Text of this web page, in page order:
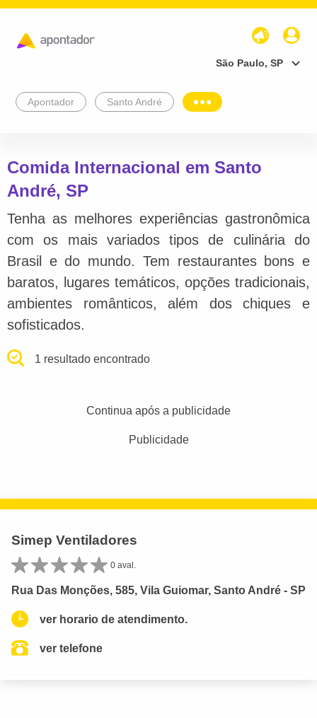
São Paulo, SP
Apontador Santo André
Comida Internacional em Santo
André, SP
Tenha as melhores experiências gastronômica
com os mais variados tipos de culinária do
Brasil e do mundo. Tem restaurantes bons e
baratos, lugares temáticos, opções tradicionais,
ambientes românticos, além dos chiques e
sofisticados.
1 resultado encontrado
Continua após a publicidade
Publicidade
Simep Ventiladores
0 aval.
Rua Das Monções, 585, Vila Guiomar, Santo André - SP
ver horario de atendimento.
ver telefone